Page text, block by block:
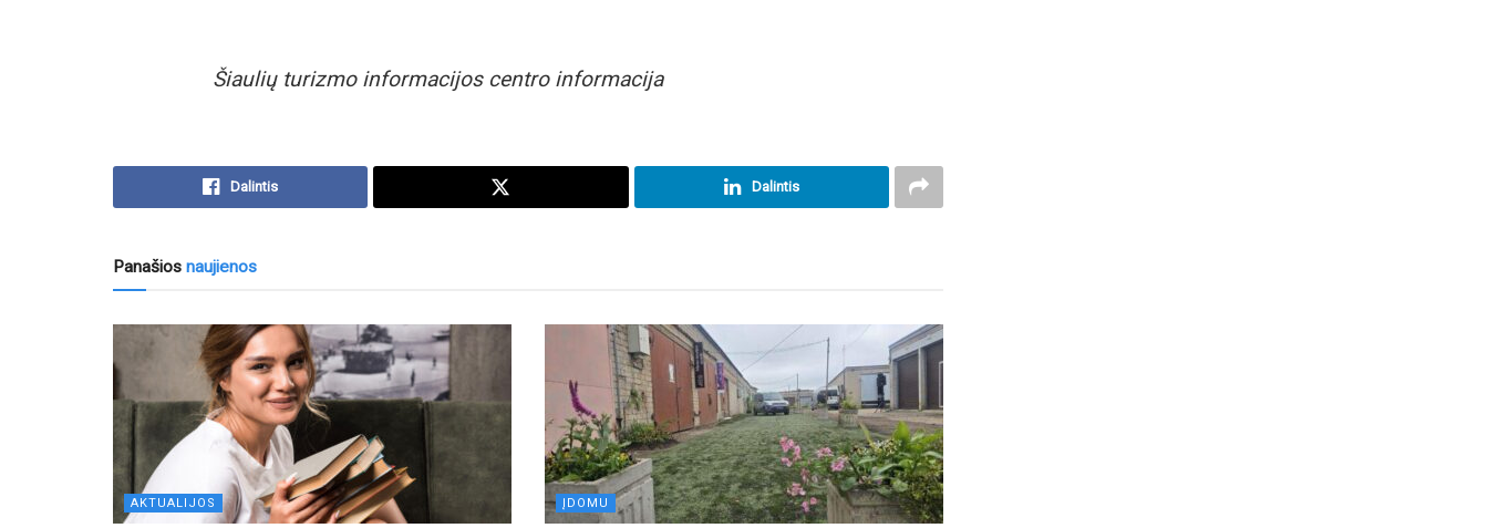
Šiaulių turizmo informacijos centro informacija
Dalintis Dalintis
Panašios naujienos
AKTUALIJOS ĮDOMU